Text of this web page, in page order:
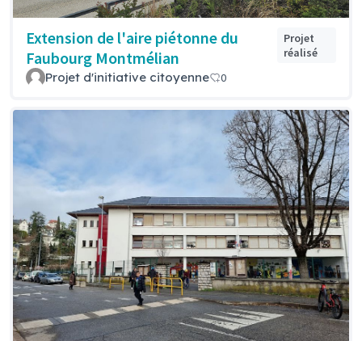
Extension de l'aire piétonne du
Faubourg Montmélian
Projet
réalisé
Projet d'initiative citoyenne 0